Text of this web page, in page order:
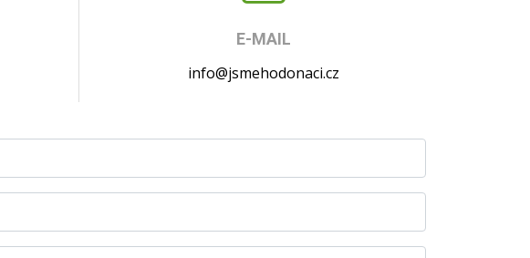
E-MAIL
info@jsmehodonaci.cz